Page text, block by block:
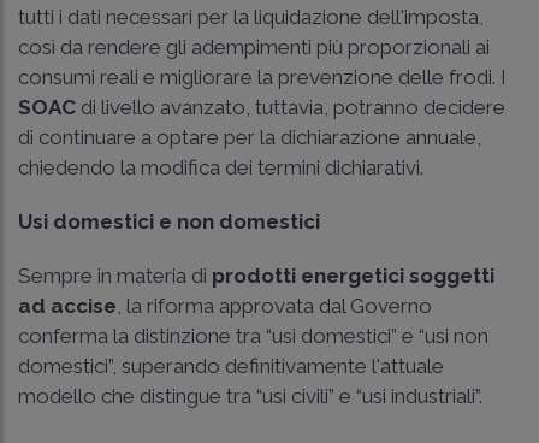
tutti i dati necessari per la liquidazione dell'imposta,
così da rendere gli adempimenti più proporzionali ai
consumi reali e migliorare la prevenzione delle frodi. I
SOAC di livello avanzato, tuttavia, potranno decidere
di continuare a optare per la dichiarazione annuale,
chiedendo la modifica dei termini dichiarativi.
Usi domestici e non domestici
Sempre in materia di prodotti energetici soggetti
ad accise , la riforma approvata dal Governo
conferma la distinzione tra “usi domestici” e “usi non
domestici”, superando definitivamente l'attuale
modello che distingue tra “usi civili” e “usi industriali”.